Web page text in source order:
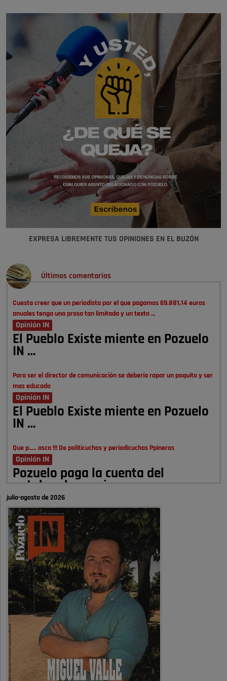
EXPRESA LIBREMENTE TUS OPINIONES EN EL BUZÓN
Últimos comentarios
Cuesta creer que un periodista por el que pagamos 69.881,14 euros
anuales tenga una prosa tan limitada y un texto …
Opinión IN
El Pueblo Existe miente en Pozuelo
IN …
Para ser el director de comunicación se debería rapar un poquito y ser
mas educado
Opinión IN
El Pueblo Existe miente en Pozuelo
IN …
Que p..... asco !!! De politicuchos y periodicuchos Ppineros
Opinión IN
Pozuelo paga la cuenta del
autobombo: casi …
Señora Alcaldesa Ud no ha vivido nunca en Pozuelo , pero yo si desde
hace más de 60 años , …
Pozuelo de Alarcón
Quejas por el deterioro de la
limpieza …
A ver si es posible que haya vivienda para familias con hijos y no
solamente jóvenes que no es tan …
Pozuelo de Alarcón
Pozuelo desbloquea
definitivamente Huerta Grande: las
obras …
Donde pueden inscribirse las personas empadronados en Pozuelo para
la vivienda asequible .
julio-agosto de 2026